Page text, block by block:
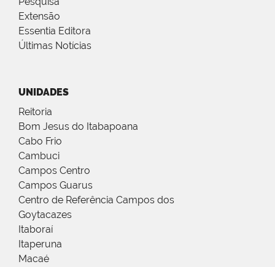
Extensão
Essentia Editora
Últimas Notícias
UNIDADES
Reitoria
Bom Jesus do Itabapoana
Cabo Frio
Cambuci
Campos Centro
Campos Guarus
Centro de Referência Campos dos
Goytacazes
Itaboraí
Itaperuna
Macaé